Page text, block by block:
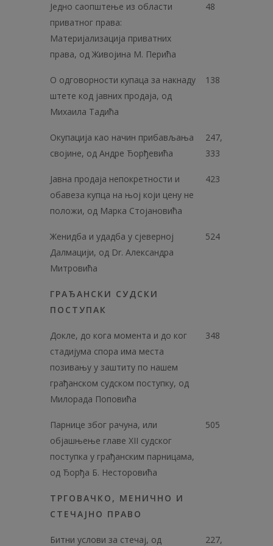
Једно саопштење из области
приватног права:
Материјализација приватних
права, од Живојина М. Перића
48
О одговорности купаца за накнаду
штете код јавних продаја, од
Михаила Тадића
138
Окупација као начин прибављања
својине, од Андре Ђорђевића
247,
333
Јавна продаја непокретности и
обавеза купца на њој који цену не
положи, од Марка Стојановића
423
Женидба и удадба у сјеверној
Далмацији, од Dr. Александра
Митровића
524
ГРАЂАНСКИ СУДСКИ
ПОСТУПАК
Докле, до кога момента и до ког
стадијума спора има места
позивању у заштиту по нашем
грађанском судском поступку, од
Милорада Поповића
348
Парнице због рачуна, или
објашњење главе XII судског
поступка у грађанским парницама,
од Ђорђа Б. Несторовића
505
ТРГОВАЧКО, МЕНИЧНО И
СТЕЧАЈНО ПРАВО
Битни услови за стечај, од
227,